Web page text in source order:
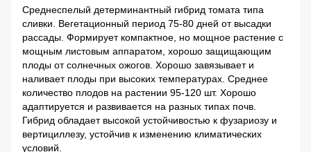
Среднеспелый детерминантный гибрид томата типа
сливки. Вегетационный период 75-80 дней от высадки
рассады. Формирует компактное, но мощное растение с
мощным листовым аппаратом, хорошо защищающим
плоды от солнечных ожогов. Хорошо завязывает и
наливает плоды при высоких температурах. Среднее
количество плодов на растении 95-120 шт. Хорошо
адаптируется и развивается на разных типах почв.
Гибрид обладает высокой устойчивостью к фузариозу и
вертициллезу, устойчив к изменению климатических
условий.